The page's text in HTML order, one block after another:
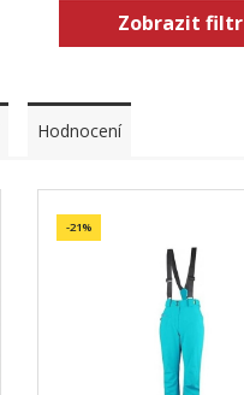
Zobrazit filtr
Hodnocení
-21%